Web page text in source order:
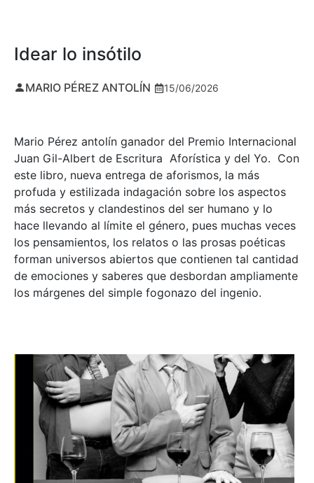
Idear lo insótilo
MARIO PÉREZ ANTOLÍN 15/06/2026
Mario Pérez antolín ganador del Premio Internacional
Juan Gil-Albert de Escritura Aforística y del Yo. Con
este libro, nueva entrega de aforismos, la más
profuda y estilizada indagación sobre los aspectos
más secretos y clandestinos del ser humano y lo
hace llevando al límite el género, pues muchas veces
los pensamientos, los relatos o las prosas poéticas
forman universos abiertos que contienen tal cantidad
de emociones y saberes que desbordan ampliamente
los márgenes del simple fogonazo del ingenio.